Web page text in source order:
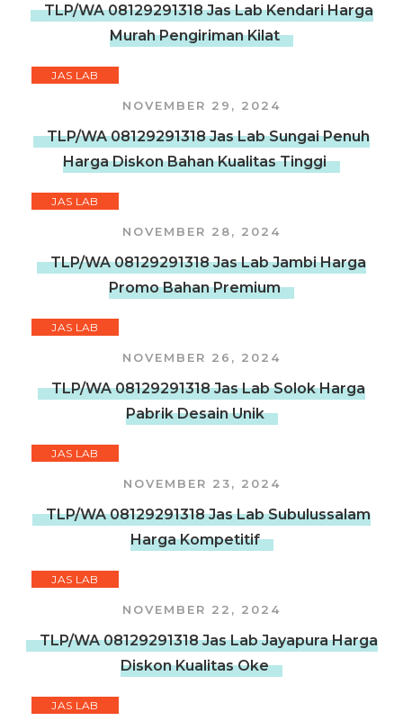
TLP/WA 08129291318 Jas Lab Kendari Harga
Murah Pengiriman Kilat
JAS LAB
NOVEMBER 29, 2024
TLP/WA 08129291318 Jas Lab Sungai Penuh
Harga Diskon Bahan Kualitas Tinggi
JAS LAB
NOVEMBER 28, 2024
TLP/WA 08129291318 Jas Lab Jambi Harga
Promo Bahan Premium
JAS LAB
NOVEMBER 26, 2024
TLP/WA 08129291318 Jas Lab Solok Harga
Pabrik Desain Unik
JAS LAB
NOVEMBER 23, 2024
TLP/WA 08129291318 Jas Lab Subulussalam
Harga Kompetitif
JAS LAB
NOVEMBER 22, 2024
TLP/WA 08129291318 Jas Lab Jayapura Harga
Diskon Kualitas Oke
JAS LAB